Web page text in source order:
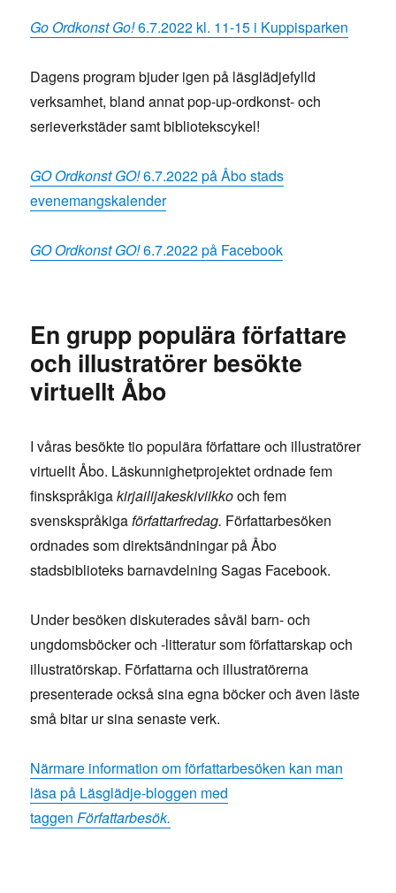
Go Ordkonst Go!6.7.2022 kl. 11-15 i Kuppisparken
Dagens program bjuder igen på läsglädjefylld
verksamhet, bland annat pop-up-ordkonst- och
serieverkstäder samt bibliotekscykel!
GO Ordkonst GO!6.7.2022 på Åbo stads
evenemangskalender
GO Ordkonst GO!6.7.2022 på Facebook
En grupp populära författare
och illustratörer besökte
virtuellt Åbo
I våras besökte tio populära författare och illustratörer
virtuellt Åbo. Läskunnighetprojektet ordnade fem
finskspråkigakirjailijakeskiviikkooch fem
svenskspråkigaförfattarfredag. Författarbesöken
ordnades som direktsändningar på Åbo
stadsbiblioteks barnavdelning Sagas Facebook.
Under besöken diskuterades såväl barn- och
ungdomsböcker och -litteratur som författarskap och
illustratörskap. Författarna och illustratörerna
presenterade också sina egna böcker och även läste
små bitar ur sina senaste verk.
Närmare information om författarbesöken kan man
läsa på Läsglädje-bloggen med
taggenFörfattarbesök.